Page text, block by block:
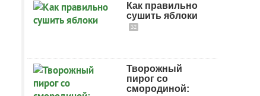
Как правильно
сушить яблоки
32
Творожный
пирог со
смородиной: